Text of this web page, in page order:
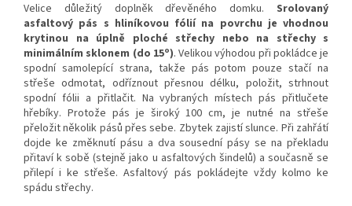
Velice důležitý doplněk dřevěného domku. Srolovaný
asfaltový pás s hliníkovou fólií na povrchu je vhodnou
krytinou na úplně ploché střechy nebo na střechy s
minimálním sklonem (do 15o). Velikou výhodou při pokládce je
spodní samolepící strana, takže pás potom pouze stačí na
střeše odmotat, odříznout přesnou délku, položit, strhnout
spodní fólii a přitlačit. Na vybraných místech pás přitlučete
hřebíky. Protože pás je široký 100 cm, je nutné na střeše
přeložit několik pásů přes sebe. Zbytek zajistí slunce. Při zahřátí
dojde ke změknutí pásu a dva sousední pásy se na překladu
přitaví k sobě (stejně jako u asfaltových šindelů) a současně se
přilepí i ke střeše. Asfaltový pás pokládejte vždy kolmo ke
spádu střechy.